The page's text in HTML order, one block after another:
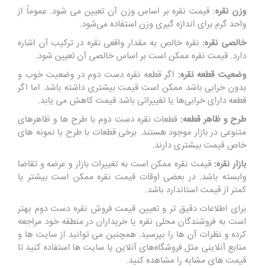
وزن نقره: قیمت نقره بر اساس وزن آن تعیین می شود. عموماً از
واحد گرم برای اندازه گیری وزن استفاده می‌شود.
خالصی نقره: نقره خالص به مقدار واقعی نقره در ترکیب آن اشاره
دارد. قیمت نقره ممکن است بر اساس خالصی آن تعیین شود.
وضعیت قطعه نقره: اگر قطعه نقره دست دوم در وضعیت خوب و
بدون خرابی باشد ممکن است قیمت بیشتری داشته باشد. اما اگر
قطعه دارای خرابی‌ها یا تغییراتی باشد قیمت کاهش می‌ یابد.
طرح و ظاهر قطعه: قطعات نقره دست دوم با طرح ها و ظاهرهای
متنوعی در بازار موجود هستند‌. برخی قطعات با طرح یا نمونه‌ های
خاص قیمت بیشتری دارند.
بازار نقره: قیمت نقره ممکن است به تغییرات بازار و عرضه و تقاضا
وابسته باشد. در بعضی اوقات قیمت نقره ممکن است بیشتر یا
کمتر از قیمت استاندارد باشد.
برای اطلاعات دقیق تر و تعیین قیمت فروش نقره دست دوم بهتر
است به فروشندگان محلی نقره یا خریداران در منطقه خود مراجعه
کرده و نظرات آن ها را بپرسید. همچنین می توانید از سایت‌ ها و
منابع آنلاینی مثل فروشگاه‌های آنلاین یا سایت ها استفاده کنید تا
قیمت های مشابه را مشاهده کنید.